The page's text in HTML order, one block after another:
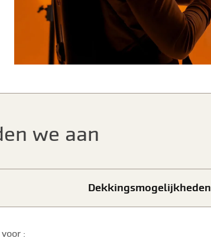
we aan
Dekkingsmogelijkheden
: